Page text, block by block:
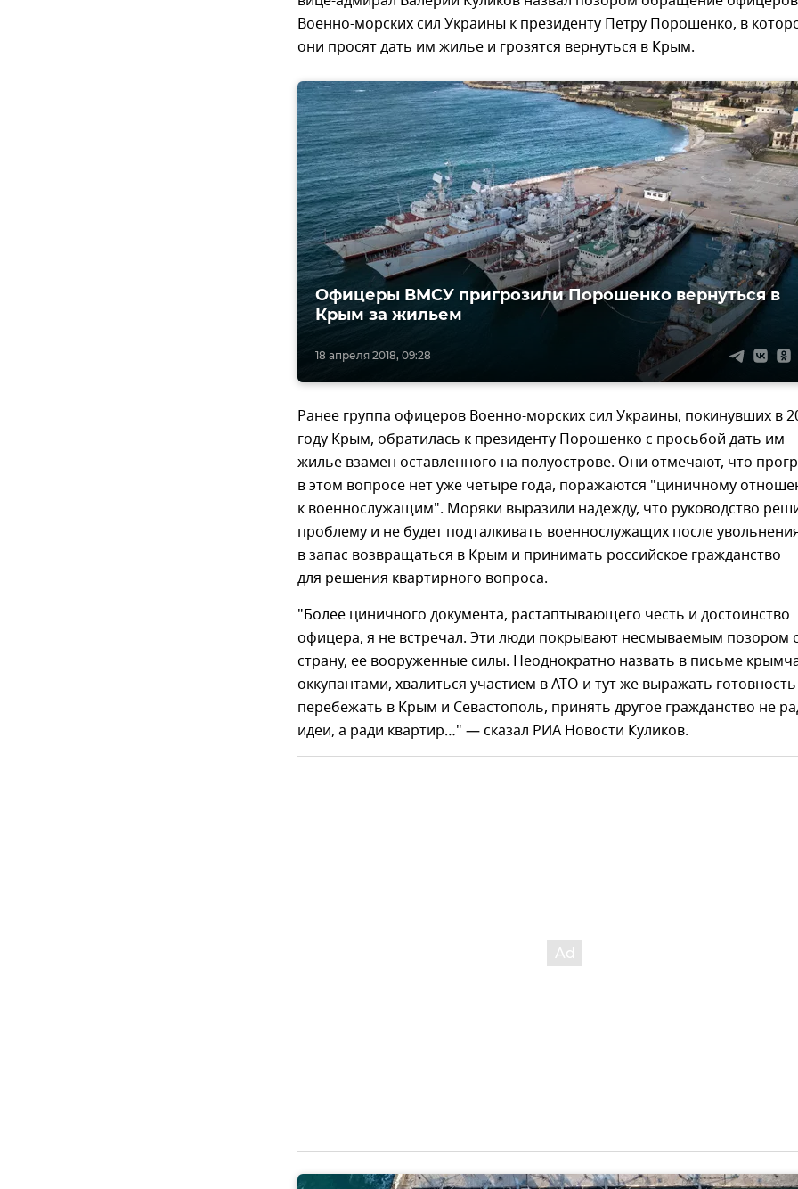
Военно-морских сил Украины к президенту Петру Порошенко, в
они просят дать им жилье и грозятся вернуться в Крым.
18 апреля 2018, 09:28
Офицеры ВМСУ пригрозили Порошенко вернуться в
Крым за жильем
Ранее группа офицеров Военно-морских сил Украины, покинувших в
году Крым, обратилась к президенту Порошенко с просьбой дать им
жилье взамен оставленного на полуострове. Они отмечают, что
в этом вопросе нет уже четыре года, поражаются "циничному
к военнослужащим". Моряки выразили надежду, что руководство
проблему и не будет подталкивать военнослужащих после
в запас возвращаться в Крым и принимать российское гражданство
для решения квартирного вопроса.
"Более циничного документа, растаптывающего честь и достоинство
офицера, я не встречал. Эти люди покрывают несмываемым позором
страну, ее вооруженные силы. Неоднократно назвать в письме
оккупантами, хвалиться участием в АТО и тут же выражать готовность
перебежать в Крым и Севастополь, принять другое гражданство не
идеи, а ради квартир…" — сказал РИА Новости Куликов.